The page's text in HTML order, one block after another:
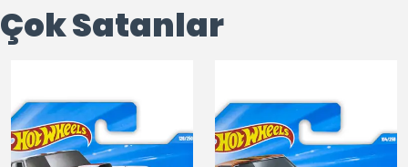
Çok Satanlar